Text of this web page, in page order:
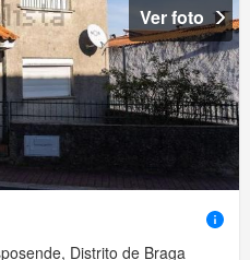
Ver foto
Distrito de Braga